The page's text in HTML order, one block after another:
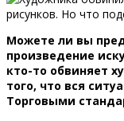
Можете ли вы
произведение
кто-то обвиняет
того, что вся
Торговыми